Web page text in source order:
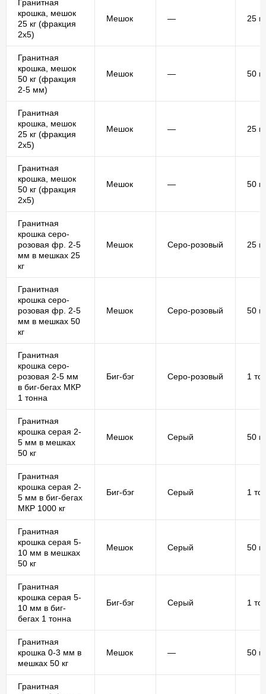
Гранитная
крошка, мешок
25 кг (фракция
2х5)
Мешок — 25 кг
Гранитная
крошка, мешок
50 кг (фракция
2-5 мм)
Мешок — 50 кг
Гранитная
крошка, мешок
25 кг (фракция
2х5)
Мешок — 25 кг
Гранитная
крошка, мешок
50 кг (фракция
2х5)
Мешок — 50 кг
Гранитная
крошка серо-
розовая фр. 2-5
мм в мешках 25
кг
Мешок Серо-розовый 25 кг
Гранитная
крошка серо-
розовая фр. 2-5
мм в мешках 50
кг
Мешок Серо-розовый 50 кг
Гранитная
крошка серо-
розовая 2-5 мм
в биг-бегах МКР
1 тонна
Биг-бэг Серо-розовый 1
Гранитная
крошка серая 2-
5 мм в мешках
50 кг
Мешок Серый 50 кг
Гранитная
крошка серая 2-
5 мм в биг-бегах
МКР 1000 кг
Биг-бэг Серый 1
Гранитная
крошка серая 5-
10 мм в мешках
50 кг
Мешок Серый 50 кг
Гранитная
крошка серая 5-
10 мм в биг-
бегах 1 тонна
Биг-бэг Серый 1
Гранитная
крошка 0-3 мм в
мешках 50 кг
Мешок — 50 кг
Гранитная